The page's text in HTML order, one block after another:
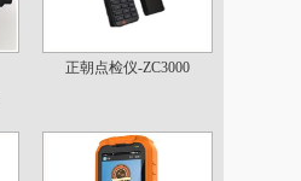
正朝点检仪-ZC3000